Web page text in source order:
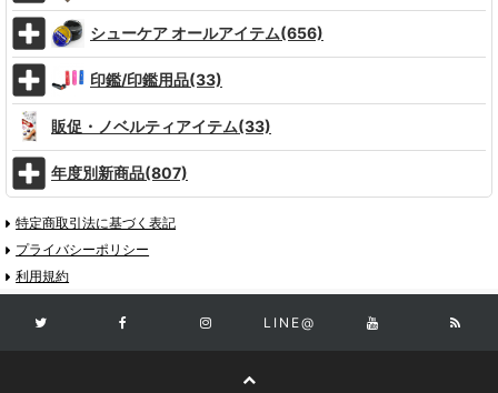
シューケア オールアイテム(656)
印鑑/印鑑用品(33)
販促・ノベルティアイテム(33)
年度別新商品(807)
特定商取引法に基づく表記
プライバシーポリシー
利用規約
LINE@